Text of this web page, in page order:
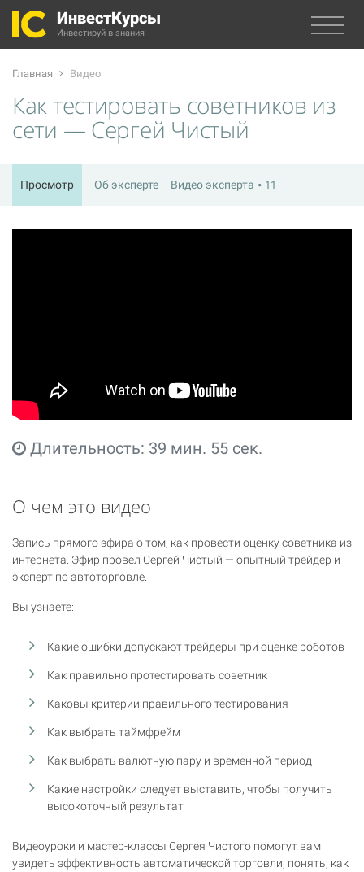
ИнвестКурсы
Инвестируй в знания
Главная Видео
Как тестировать советников из
сети — Сергей Чистый
Просмотр Об эксперте Видео эксперта 11
Длительность: 39 мин. 55 сек.
О чем это видео
Запись прямого эфира о том, как провести оценку советника из
интернета. Эфир провел Сергей Чистый — опытный трейдер и
эксперт по автоторговле.
Вы узнаете:
Какие ошибки допускают трейдеры при оценке роботов
Как правильно протестировать советник
Каковы критерии правильного тестирования
Как выбрать таймфрейм
Как выбрать валютную пару и временной период
Какие настройки следует выставить, чтобы получить
высокоточный результат
Видеоуроки и мастер-классы Сергея Чистого помогут вам
увидеть эффективность автоматической торговли, понять, как